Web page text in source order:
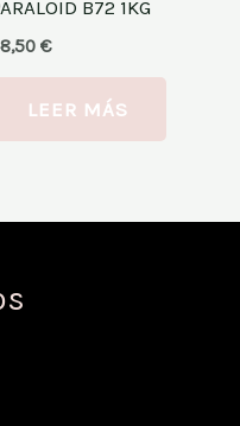
B72 1KG
€
LEER MÁS